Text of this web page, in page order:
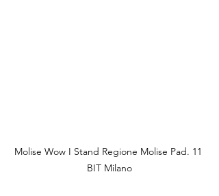
Molise Wow I Stand Regione Molise Pad. 11
BIT Milano